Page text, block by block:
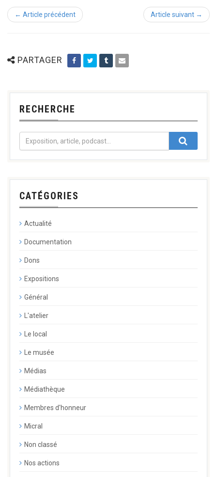
← Article précédent Article suivant →
PARTAGER
RECHERCHE
CATÉGORIES
Actualité
Documentation
Dons
Expositions
Général
L'atelier
Le local
Le musée
Médias
Médiathèque
Membres d'honneur
Micral
Non classé
Nos actions